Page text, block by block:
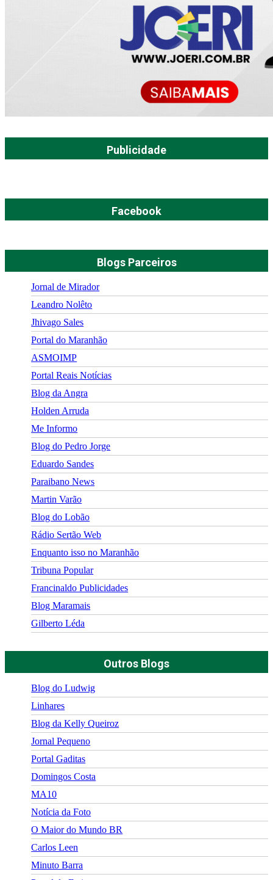
Publicidade
Facebook
Blogs Parceiros
Jornal de Mirador
Leandro Nolêto
Jhivago Sales
Portal do Maranhão
ASMOIMP
Portal Reais Notí­cias
Blog da Angra
Holden Arruda
Me Informo
Blog do Pedro Jorge
Eduardo Sandes
Paraibano News
Martin Varão
Blog do Lobão
Rádio Sertão Web
Enquanto isso no Maranhão
Tribuna Popular
Francinaldo Publicidades
Blog Maramais
Gilberto Léda
Outros Blogs
Blog do Ludwig
Linhares
Blog da Kelly Queiroz
Jornal Pequeno
Portal Gaditas
Domingos Costa
MA10
Notícia da Foto
O Maior do Mundo BR
Carlos Leen
Minuto Barra